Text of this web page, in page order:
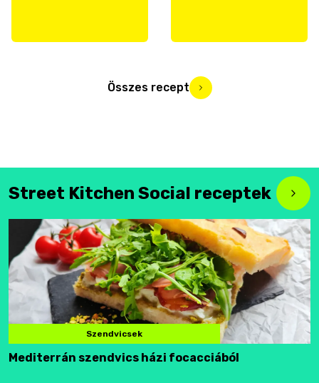
Összes recept
Street Kitchen Social receptek
Szendvicsek
Mediterrán szendvics házi focacciából